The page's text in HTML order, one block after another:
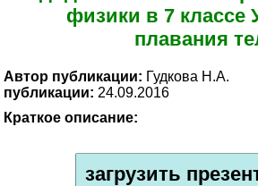
физики в 7 классе
плавания
Автор публикации: Гудкова Н.А.
публикации: 24.09.2016
Краткое описание:
загрузить